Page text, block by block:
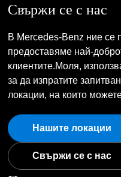
Свържи се с нас
В Mercedes-Benz ние се
предоставяме най-
клиентите.Моля,
за да изпратите
локации, на които
Нашите локации
Свържи се с нас